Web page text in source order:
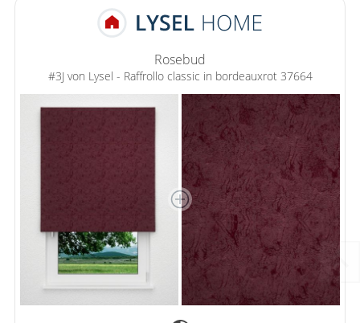
Rosebud
#3J von Lysel - Raffrollo classic in bordeauxrot 37664